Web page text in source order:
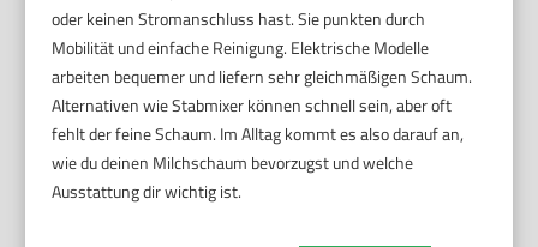
oder keinen Stromanschluss hast. Sie punkten durch
Mobilität und einfache Reinigung. Elektrische Modelle
arbeiten bequemer und liefern sehr gleichmäßigen Schaum.
Alternativen wie Stabmixer können schnell sein, aber oft
fehlt der feine Schaum. Im Alltag kommt es also darauf an,
wie du deinen Milchschaum bevorzugst und welche
Ausstattung dir wichtig ist.